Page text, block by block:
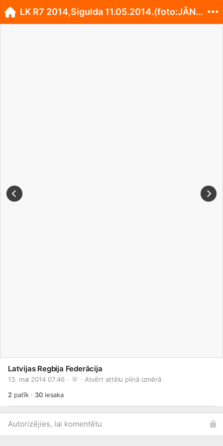
Latvijas Regbija Federācija
13. mai 2014 07:46 · · Atvērt attēlu pilnā izmērā
2 patīk · 30iesaka
Autorizējies, lai komentētu
LK R7 2014,Sigulda 11.05.2014.(foto:JĀNIS KAUGURS)